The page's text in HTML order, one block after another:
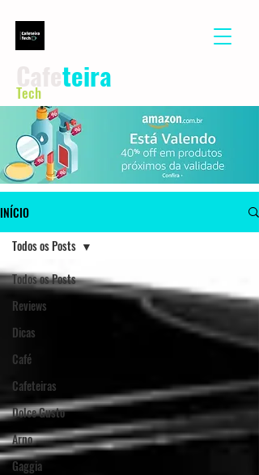
teira
Tech
INÍCIO
Todos os Posts
Reviews
Dicas
Café
Cafeteiras
Dolce Gusto
Arno
Gaggia
Todos os Posts